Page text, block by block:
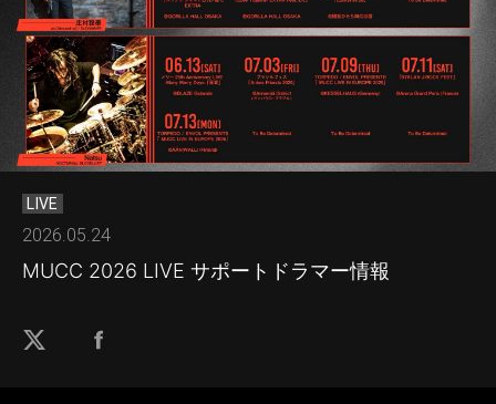
LIVE
2026.05.24
MUCC 2026 LIVE サポートドラマー情報